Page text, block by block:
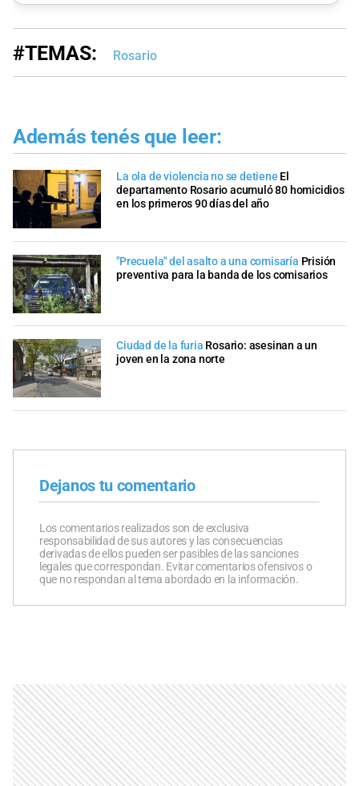
#TEMAS: Rosario
Además tenés que leer:
La ola de violencia no se detiene El
departamento Rosario acumuló 80 homicidios
en los primeros 90 días del año
"Precuela" del asalto a una comisaría Prisión
preventiva para la banda de los comisarios
Ciudad de la furia Rosario: asesinan a un
joven en la zona norte
Dejanos tu comentario
Los comentarios realizados son de exclusiva
responsabilidad de sus autores y las consecuencias
derivadas de ellos pueden ser pasibles de las sanciones
legales que correspondan. Evitar comentarios ofensivos o
que no respondan al tema abordado en la información.